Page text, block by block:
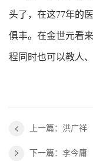
头了，在这77年的
俱丰。在金世元看
程同时也可以教人、
上一篇：洪广祥
下一篇：李今庸